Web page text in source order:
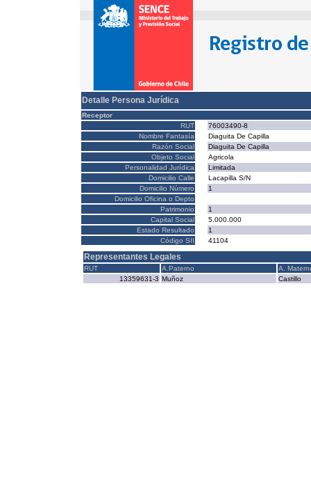
Detalle Persona Jurídica
Receptor
RUT
76003490-8
Nombre Fantasía
Diaguita De Capilla
Razón Social
Diaguita De Capilla
Objeto Social
Agricola
Personalidad Jurídica
Limitada
Domicilio Calle
Lacapilla S/N
Domicilio Número
1
Domicilio Oficina o Depto
Patrimonio
1
Capital Social
5.000.000
Estado Resultado
1
Código SII
41104
Representantes Legales
RUT A.Paterno
A.
13359631-3 Muñoz Castillo